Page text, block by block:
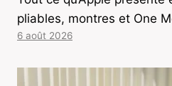
pliables, montres et One
6 août 2026